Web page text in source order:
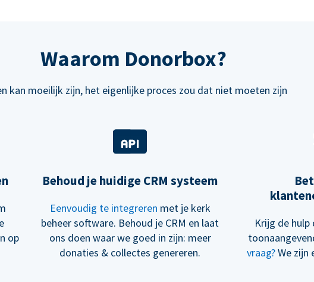
Waarom Donorbox?
kan moeilijk zijn, het eigenlijke proces zou dat niet moeten zijn
op
Behoud je huidige CRM systeem
Eenvoudig te integreren met je kerk
beheer software. Behoud je CRM en laat
ons doen waar we goed in zijn: meer
donaties & collectes genereren.
Krijg de
vraag?We zijn